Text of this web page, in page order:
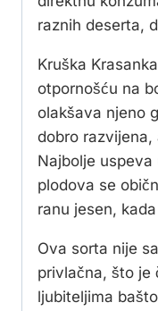
raznih deserta,
Kruška
otpornošću na
olakšava njeno
dobro razvijena,
Najbolje uspeva
plodova se
ranu jesen,
Ova sorta nije
privlačna, što je
ljubiteljima